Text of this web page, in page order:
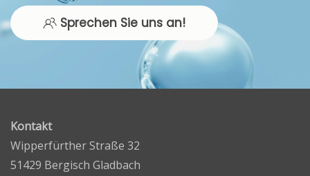
Sprechen Sie uns an!
Kontakt
Wipperfürther Straße 32
51429 Bergisch Gladbach